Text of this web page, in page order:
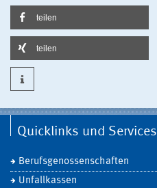
teilen
teilen
Quicklinks und Services
Berufsgenossenschaften
Unfallkassen